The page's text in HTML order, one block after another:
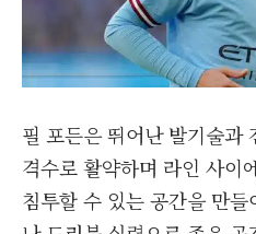
필 포든은 뛰어난 발기술과
격수로 활약하며 라인 사이
침투할 수 있는 공간을 만